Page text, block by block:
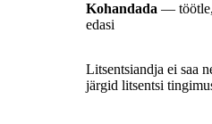
Kohandada — töötle,
edasi
Litsentsiandja ei saa
järgid litsentsi